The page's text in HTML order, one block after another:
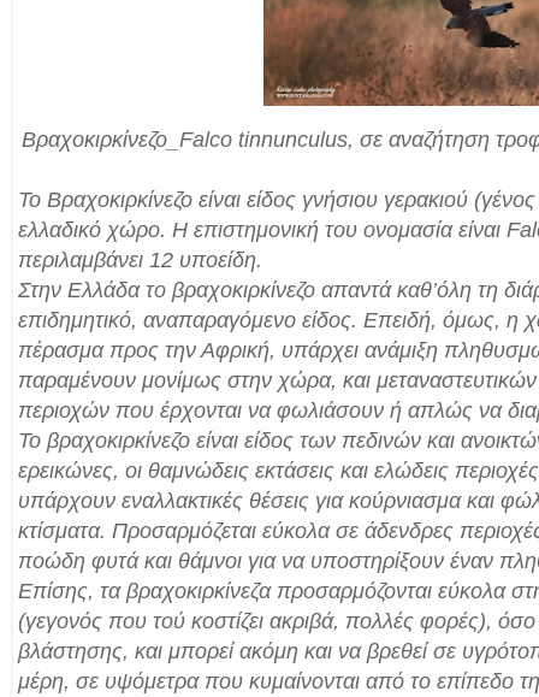
Βραχοκιρκίνεζο_Falco tinnunculus, σε αναζήτηση
Το Βραχοκιρκίνεζο είναι είδος γνήσιου γερακιού
ελλαδικό χώρο. Η επιστημονική του ονομασία είναι
περιλαμβάνει 12 υποείδη.
Στην Ελλάδα το βραχοκιρκίνεζο απαντά καθ’όλη τη
επιδημητικό, αναπαραγόμενο είδος. Επειδή, όμως, η
πέρασμα προς την Αφρική, υπάρχει ανάμιξη
παραμένουν μονίμως στην χώρα, και
περιοχών που έρχονται να φωλιάσουν ή απλώς να
Το βραχοκιρκίνεζο είναι είδος των πεδινών και
ερεικώνες, οι θαμνώδεις εκτάσεις και ελώδεις
υπάρχουν εναλλακτικές θέσεις για κούρνιασμα και
κτίσματα. Προσαρμόζεται εύκολα σε άδενδρες
ποώδη φυτά και θάμνοι για να υποστηρίξουν έναν
Επίσης, τα βραχοκιρκίνεζα προσαρμόζονται εύκολα
(γεγονός που τού κοστίζει ακριβά, πολλές φορές),
βλάστησης, και μπορεί ακόμη και να βρεθεί σε
μέρη, σε υψόμετρα που κυμαίνονται από το επίπεδο